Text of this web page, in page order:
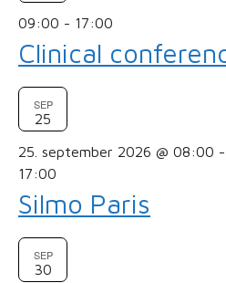
09:00 - 17:00
Clinical
SEP
25
25. september 2026 @ 08:00 -
17:00
Silmo Paris
SEP
30